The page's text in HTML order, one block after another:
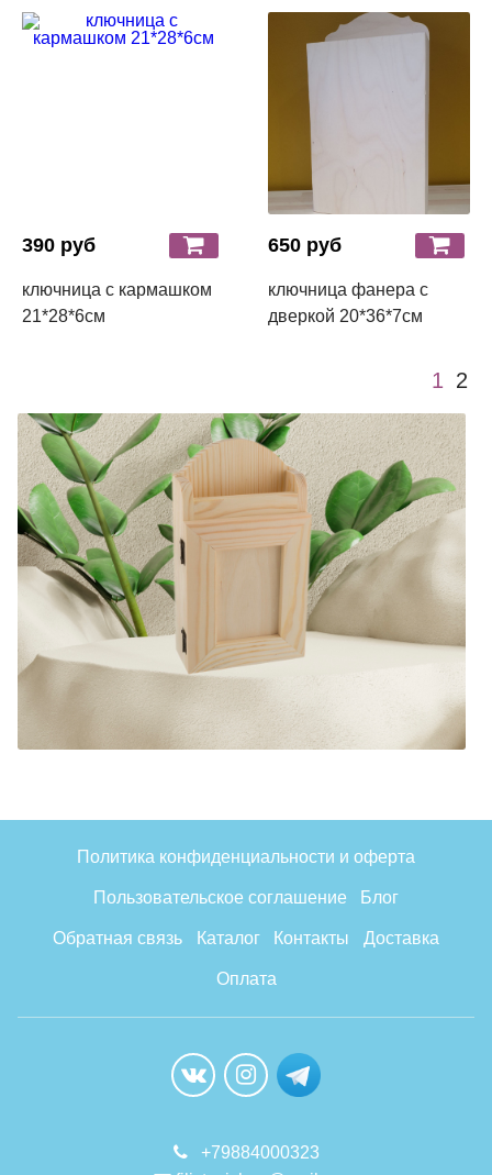
390 руб
ключница с кармашком
21*28*6см
650 руб
ключница фанера с
дверкой 20*36*7см
1 2
Политика конфиденциальности и оферта
Пользовательское соглашение Блог
Обратная связь Каталог Контакты Доставка
Оплата
+79884000323